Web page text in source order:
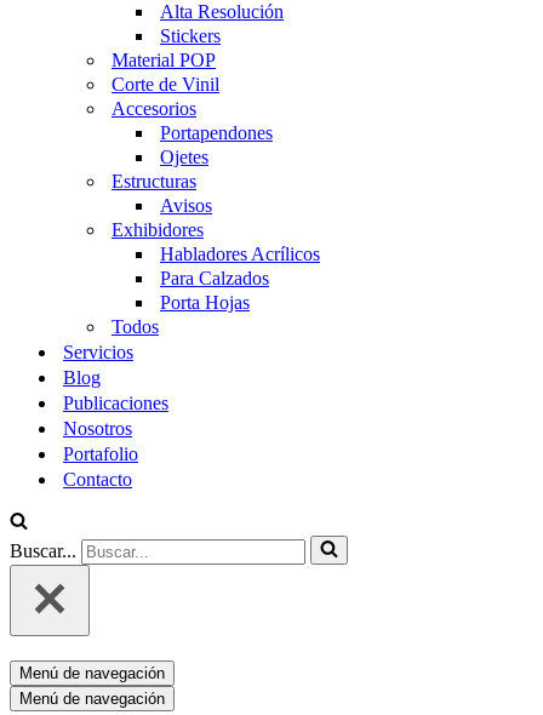
Alta Resolución
Stickers
Material POP
Corte de Vinil
Accesorios
Portapendones
Ojetes
Estructuras
Avisos
Exhibidores
Habladores Acrílicos
Para Calzados
Porta Hojas
Todos
Servicios
Blog
Publicaciones
Nosotros
Portafolio
Contacto
Buscar...
Menú de navegación
Menú de navegación